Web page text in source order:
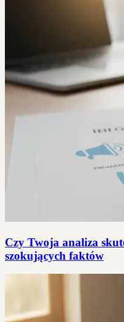
Czy Twoja analiza
szokujących faktów